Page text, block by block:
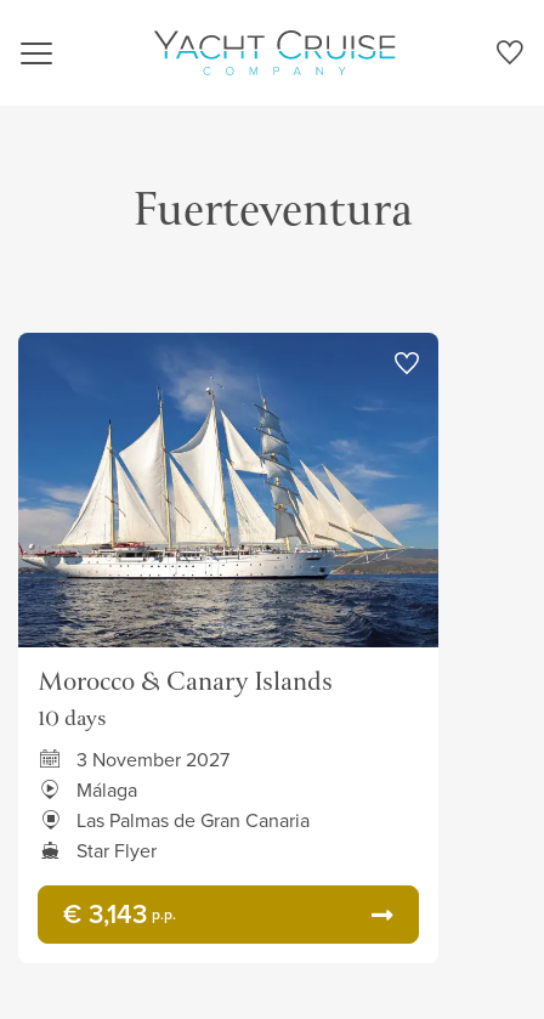
Navigation
Fuerteventura
Morocco & Canary Islands
10 days
3 November 2027
Málaga
Las Palmas de Gran Canaria
Star Flyer
€ 3,143 p.p.